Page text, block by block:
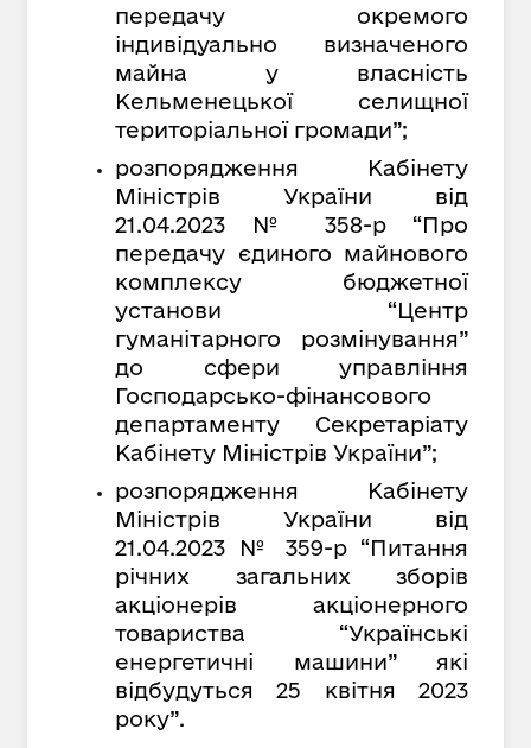
передачу окремого
індивідуально визначеного
майна у власність
Кельменецької селищної
територіальної громади”;
розпорядження Кабінету
Міністрів України від
21.04.2023 № 358-р “Про
передачу єдиного майнового
комплексу бюджетної
установи “Центр
гуманітарного розмінування”
до сфери управління
Господарсько-фінансового
департаменту Секретаріату
Кабінету Міністрів України”;
розпорядження Кабінету
Міністрів України від
21.04.2023 № 359-р “Питання
річних загальних зборів
акціонерів акціонерного
товариства “Українські
енергетичні машини” які
відбудуться 25 квітня 2023
року”.